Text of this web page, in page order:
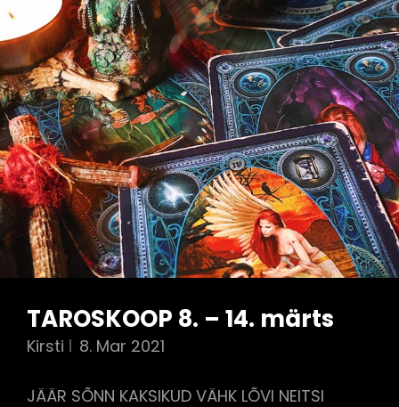
TAROSKOOP 8. – 14. märts
Kirsti 8. Mar 2021
JÄÄR SÕNN KAKSIKUD VÄHK LÕVI NEITSI